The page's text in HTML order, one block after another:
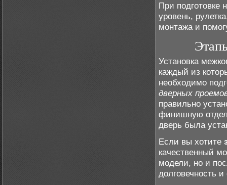
При подготовке
уровень,
монтажа и
Установка
каждый из
необходимо
дверных
правильно
финишную
дверь была
Если вы хотите
качественный
модели, но и
долговечность